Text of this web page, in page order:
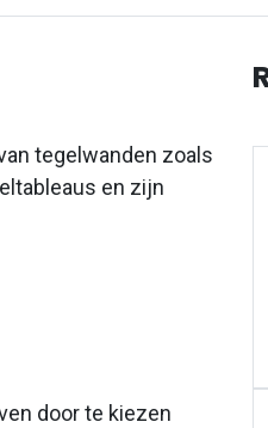
tegelwanden zoals
en zijn
door te kiezen